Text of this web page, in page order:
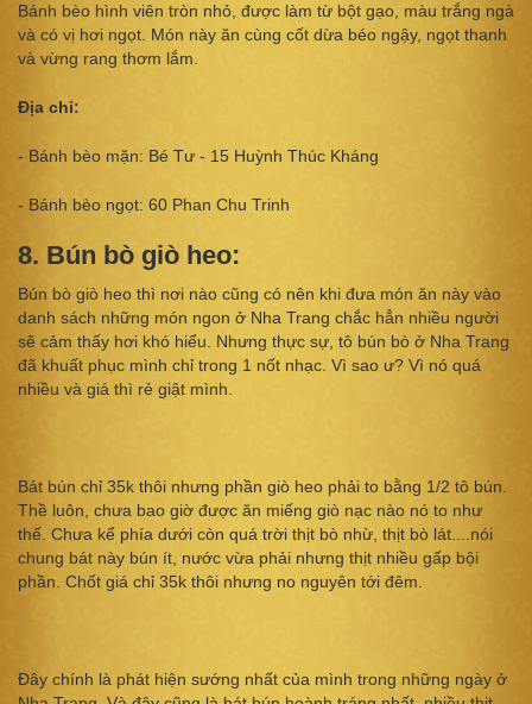
Bánh bèo hình viên tròn nhỏ, được làm từ bột gạo, màu trắng ngà
và có vị hơi ngọt. Món này ăn cùng cốt dừa béo ngậy, ngọt thanh
và vừng rang thơm lắm.
Địa chỉ:
- Bánh bèo mặn: Bé Tư - 15 Huỳnh Thúc Kháng
- Bánh bèo ngọt: 60 Phan Chu Trinh
8. Bún bò giò heo:
Bún bò giò heo thì nơi nào cũng có nên khi đưa món ăn này vào
danh sách những món ngon ở Nha Trang chắc hẳn nhiều người
sẽ cảm thấy hơi khó hiểu. Nhưng thực sự, tô bún bò ở Nha Trang
đã khuất phục mình chỉ trong 1 nốt nhạc. Vì sao ư? Vì nó quá
nhiều và giá thì rẻ giật mình.
Bát bún chỉ 35k thôi nhưng phần giò heo phải to bằng 1/2 tô bún.
Thề luôn, chưa bao giờ được ăn miếng giò nạc nào nó to như
thế. Chưa kể phía dưới còn quá trời thịt bò nhừ, thịt bò lát....nói
chung bát này bún ít, nước vừa phải nhưng thịt nhiều gấp bội
phần. Chốt giá chỉ 35k thôi nhưng no nguyên tới đêm.
Đây chính là phát hiện sướng nhất của mình trong những ngày ở